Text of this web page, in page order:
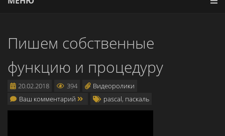
Пишем собственные
функцию и процедуру
20.02.2018 394
Видеоролики
Ваш комментарий
pascal, паскаль